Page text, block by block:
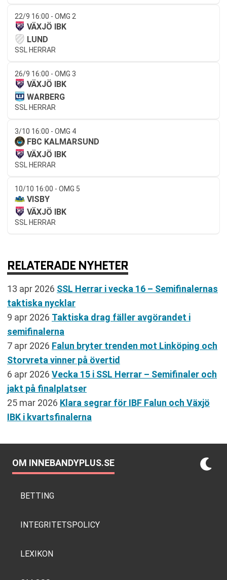
22/9 16:00 - OMG 2
VÄXJÖ IBK
LUND
SSL HERRAR
26/9 16:00 - OMG 3
VÄXJÖ IBK
WARBERG
SSL HERRAR
3/10 16:00 - OMG 4
FBC KALMARSUND
VÄXJÖ IBK
SSL HERRAR
10/10 16:00 - OMG 5
VISBY
VÄXJÖ IBK
SSL HERRAR
RELATERADE NYHETER
13 apr 2026 SSL Herrar i vecka 16 – Semifinalernas
taktiska nycklar
9 apr 2026 Taktiska drag fäller avgörandet i
semifinalerna
7 apr 2026 Falun bryter trenden mot Linköping och
Storvreta vinner på övertid
6 apr 2026 Vecka 15 i SSL Herrar – Semifinaler och
jakt på finalplatser
25 mar 2026 Klara segrar för IBF Falun och Växjö
IBK i kvartsfinalerna
OM INNEBANDYPLUS.SE
BETTING
INTEGRITETSPOLICY
LEXIKON